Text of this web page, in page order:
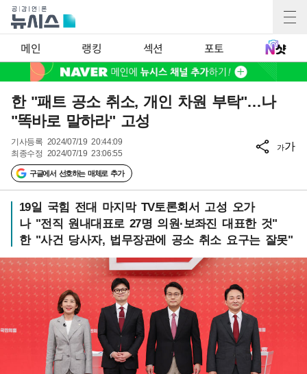
메인 랭킹 섹션 포토
한 "패트 공소 취소, 개인 차원 부탁"…나
"똑바로 말하라" 고성
기사등록 2024/07/19 20:44:09
최종수정 2024/07/19 23:06:55
구글에서 선호하는 매체로 추가
가가
19일 국힘 전대 마지막 TV토론회서 고성 오가
나 "전직 원내대표로 27명 의원·보좌진 대표한 것"
한 "사건 당사자, 법무장관에 공소 취소 요구는 잘못"